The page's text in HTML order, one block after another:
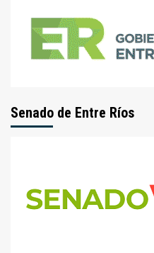
Senado de Entre Ríos